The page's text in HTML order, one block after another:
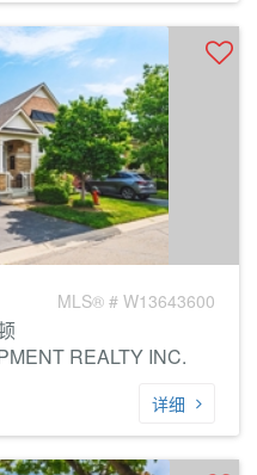
MLS® # W13643600
REALTY INC.
详细